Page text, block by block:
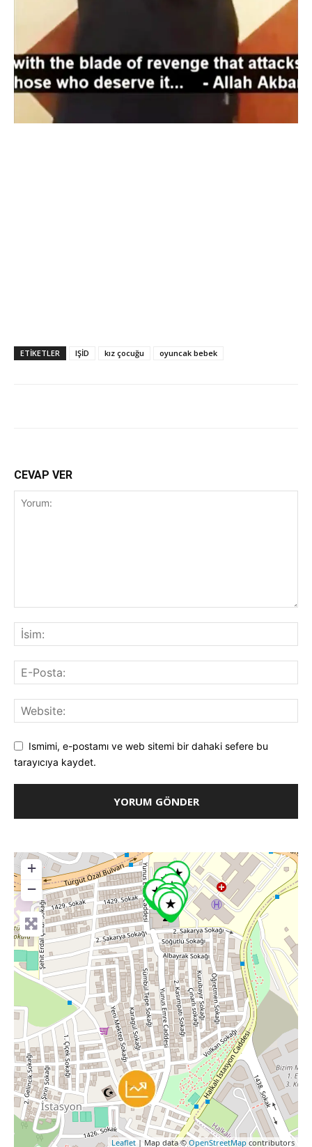
ETİKETLER IŞİD kız çocuğu oyuncak bebek
CEVAP VER
Ismimi, e-postamı ve web sitemi bir dahaki sefere bu
tarayıcıya kaydet.
+
−
Leaflet | Map data © OpenStreetMap contributors